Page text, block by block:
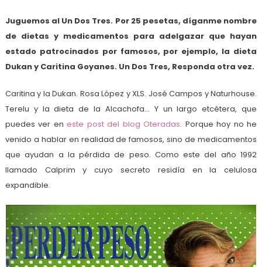
Juguemos al Un Dos Tres. Por 25 pesetas, díganme nombre
de dietas y medicamentos para adelgazar que hayan
estado patrocinados por famosos, por ejemplo, la dieta
Dukan y Caritina Goyanes. Un Dos Tres, Responda otra vez.
Caritina y la Dukan. Rosa López y XLS. José Campos y Naturhouse.
Terelu y la dieta de la Alcachofa… Y un largo etcétera, que
puedes ver eneste post del blog Oteradas. Porque hoy no he
venido a hablar en realidad de famosos, sino de medicamentos
que ayudan a la pérdida de peso. Como este del año 1992
llamado Calprim y cuyo secreto residía en la celulosa
expandible.